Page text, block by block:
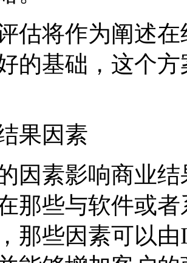
估将作为阐述
的基础，这个
果因素
因素影响商业
那些与软件或
那些因素可以